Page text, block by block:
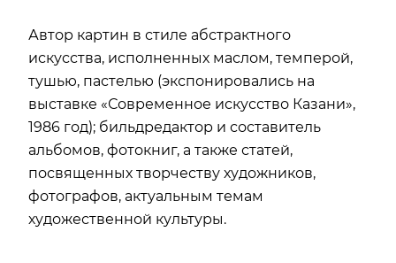
Автор картин в стиле абстрактного
искусства, исполненных маслом, темперой,
тушью, пастелью (экспонировались на
выставке «Современное искусство Казани»,
1986 год); бильдредактор и составитель
альбомов, фотокниг, а также статей,
посвященных творчеству художников,
фотографов, актуальным темам
художественной культуры.